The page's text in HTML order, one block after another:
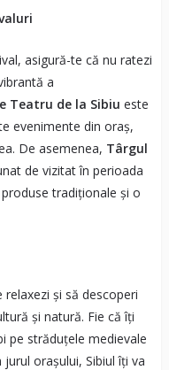
asigură-te că nu ratezi
a
Teatru de la Sibiu este
evenimente din oraș,
De asemenea, Târgul
de vizitat în perioada
tradiționale și o
și să descoperi
și natură. Fie că îți
pe străduțele medievale
orașului, Sibiul îți va